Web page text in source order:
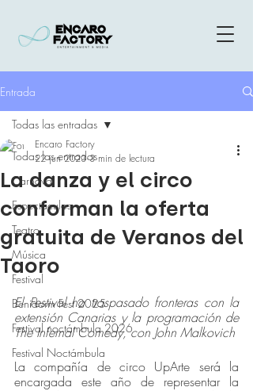
Entrada
Todas las entradas
Carnaval
Espectáculos
Teatro
Música
Festival
Benidorm Fest 2025
Festival noctámbula 2026
Festival Noctámbula
Todas las entradas
La danza y el circo
conforman la oferta
gratuita de Veranos del
Taoro
Encaro Factory
22 jun 2023 3 min de lectura
El Festival ha traspasado fronteras con la
extensión Canarias y la programación de
The Infernal Comedy, con John Malkovich
La compañía de circo UpArte será la
encargada este año de representar la